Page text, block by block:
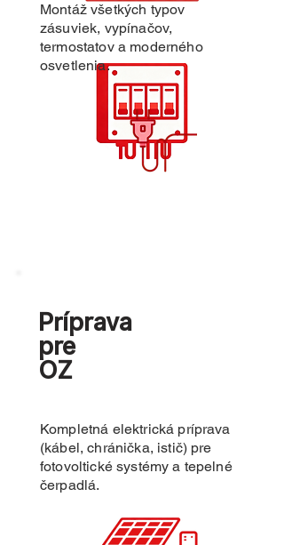
Montáž všetkých typov
zásuviek, vypínačov,
termostatov a moderného
osvetlenia.
Kompletná elektrická príprava
(kábel, chránička, istič) pre
fotovoltické systémy a tepelné
čerpadlá.
Príprava
pre
OZ